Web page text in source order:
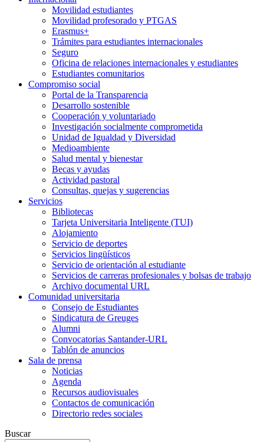
Movilidad estudiantes
Movilidad profesorado y PTGAS
Erasmus+
Trámites para estudiantes internacionales
Seguro
Oficina de relaciones internacionales y estudiantes
Estudiantes comunitarios
Compromiso social
Portal de la Transparencia
Desarrollo sostenible
Cooperación y voluntariado
Investigación socialmente comprometida
Unidad de Igualdad y Diversidad
Medioambiente
Salud mental y bienestar
Becas y ayudas
Actividad pastoral
Consultas, quejas y sugerencias
Servicios
Bibliotecas
Tarjeta Universitaria Inteligente (TUI)
Alojamiento
Servicio de deportes
Servicios lingüísticos
Servicio de orientación al estudiante
Servicios de carreras profesionales y bolsas de trabajo
Archivo documental URL
Comunidad universitaria
Consejo de Estudiantes
Sindicatura de Greuges
Alumni
Convocatorias Santander-URL
Tablón de anuncios
Sala de prensa
Noticias
Agenda
Recursos audiovisuales
Contactos de comunicación
Directorio redes sociales
Buscar